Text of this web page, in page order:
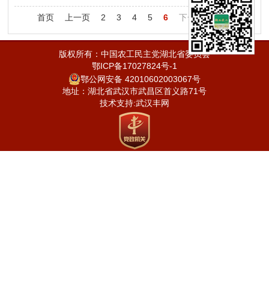
首页 上一页 2 3 4 5 6 下一页 末页
版权所有：中国农工民主党湖北省委员会
鄂ICP备17027824号-1
鄂公网安备 42010602003067号
地址：湖北省武汉市武昌区首义路71号
技术支持:武汉丰网